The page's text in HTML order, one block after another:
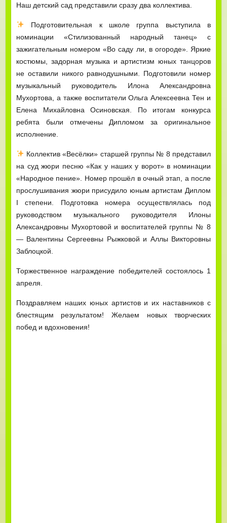
Наш детский сад представили сразу два коллектива.
Подготовительная к школе группа выступила в
номинации «Стилизованный народный танец» с
зажигательным номером «Во саду ли, в огороде». Яркие
костюмы, задорная музыка и артистизм юных танцоров
не оставили никого равнодушными. Подготовили номер
музыкальный руководитель Илона Александровна
Мухортова, а также воспитатели Ольга Алексеевна Тен и
Елена Михайловна Осиновская. По итогам конкурса
ребята были отмечены Дипломом за оригинальное
исполнение.
Коллектив «Весёлки» старшей группы № 8 представил
на суд жюри песню «Как у наших у ворот» в номинации
«Народное пение». Номер прошёл в очный этап, а после
прослушивания жюри присудило юным артистам Диплом
I степени. Подготовка номера осуществлялась под
руководством музыкального руководителя Илоны
Александровны Мухортовой и воспитателей группы № 8
— Валентины Сергеевны Рыжковой и Аллы Викторовны
Заблоцкой.
Торжественное награждение победителей состоялось 1
апреля.
Поздравляем наших юных артистов и их наставников с
блестящим результатом! Желаем новых творческих
побед и вдохновения!